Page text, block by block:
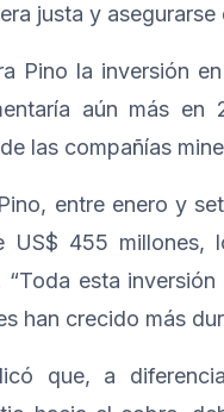
justa y
Pino la inversión
aún más
las compañías
entre enero y
US$ 455
esta
han crecido más
que, a